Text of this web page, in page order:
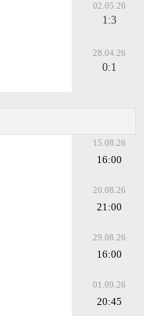
02.05.26
1:3
28.04.26
0:1
15.08.26
16:00
20.08.26
21:00
29.08.26
16:00
01.09.26
20:45